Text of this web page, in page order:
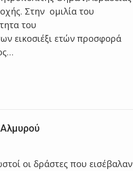
Στην ομιλία του
του
εικοσιέξι ετών προσφορά
οι δράστες που εισέβαλαν